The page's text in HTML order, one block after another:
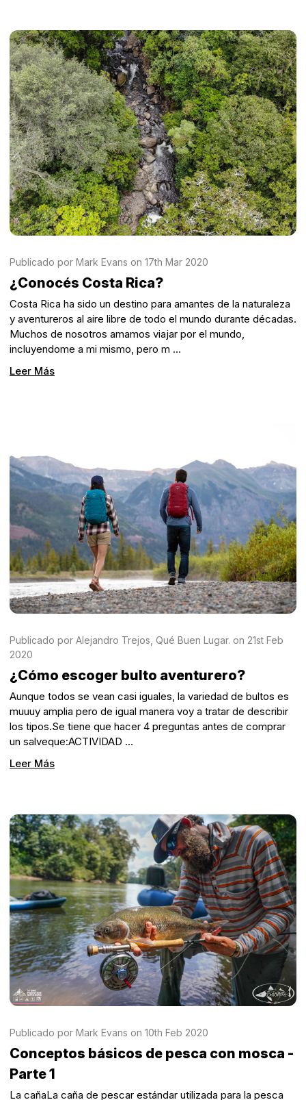
Publicado por Mark Evans on 17th Mar 2020
¿Conocés Costa Rica?
Costa Rica ha sido un destino para amantes de la naturaleza
y aventureros al aire libre de todo el mundo durante décadas.
Muchos de nosotros amamos viajar por el mundo,
incluyendome a mi mismo, pero m …
Leer Más
Publicado por Alejandro Trejos, Qué Buen Lugar. on 21st Feb
2020
¿Cómo escoger bulto aventurero?
Aunque todos se vean casi iguales, la variedad de bultos es
muuuy amplia pero de igual manera voy a tratar de describir
los tipos.Se tiene que hacer 4 preguntas antes de comprar
un salveque:ACTIVIDAD …
Leer Más
Publicado por Mark Evans on 10th Feb 2020
Conceptos básicos de pesca con mosca -
Parte 1
La cañaLa caña de pescar estándar utilizada para la pesca